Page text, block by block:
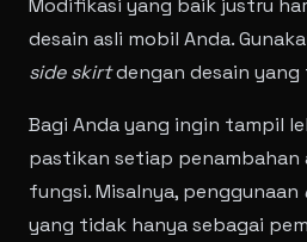
Modifikasi yang baik justru
desain asli mobil Anda.
side skirtdengan desain
Bagi Anda yang ingin tampil
pastikan setiap penambahan
fungsi. Misalnya, penggunaan
yang tidak hanya sebagai